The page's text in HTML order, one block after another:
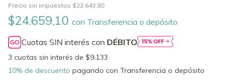
Precio sin impuestos $22.643,80
$24.659,10 con Transferencia o depósito
Cuotas SIN interés con DÉBITO
3 cuotas sin interés de $9.133
10% de descuento pagando con Transferencia o depósito